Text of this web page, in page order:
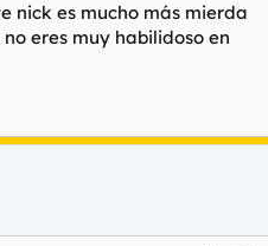
nick es mucho más mierda
eres muy habilidoso en